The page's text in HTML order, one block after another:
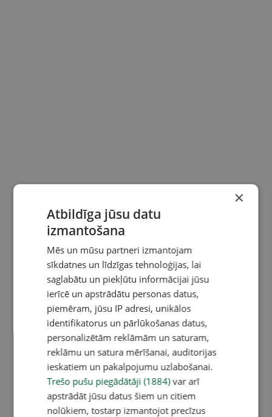
×
Atbildīga jūsu datu
izmantošana
Mēs un mūsu partneri izmantojam
sīkdatnes un līdzīgas tehnoloģijas, lai
saglabātu un piekļūtu informācijai jūsu
ierīcē un apstrādātu personas datus,
piemēram, jūsu IP adresi, unikālos
identifikatorus un pārlūkošanas datus,
personalizētām reklāmām un saturam,
reklāmu un satura mērīšanai, auditorijas
ieskatiem un pakalpojumu uzlabošanai.
Trešo pušu piegādātāji (1884)var arī
apstrādāt jūsu datus šiem un citiem
nolūkiem, tostarp izmantojot precīzus